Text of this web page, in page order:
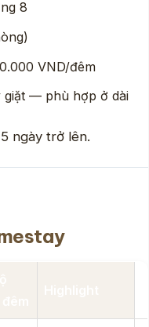
8
VND/đêm
giặt — phù hợp ở dài
ngày trở lên.